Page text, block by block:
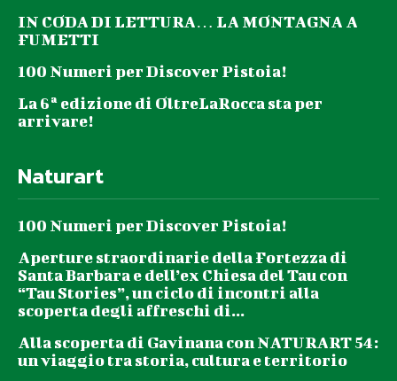
IN CODA DI LETTURA… LA MONTAGNA A
FUMETTI
100 Numeri per Discover Pistoia!
La 6ª edizione di OltreLaRocca sta per
arrivare!
Naturart
100 Numeri per Discover Pistoia!
Aperture straordinarie della Fortezza di
Santa Barbara e dell’ex Chiesa del Tau con
“Tau Stories”, un ciclo di incontri alla
scoperta degli affreschi di...
Alla scoperta di Gavinana con NATURART 54:
un viaggio tra storia, cultura e territorio